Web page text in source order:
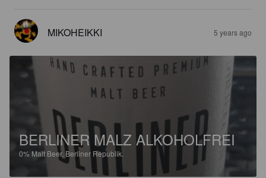
MIKOHEIKKI 5 years ago
BERLINER MALZ ALKOHOLFREI
0% Malt Beer.Berliner Republik.